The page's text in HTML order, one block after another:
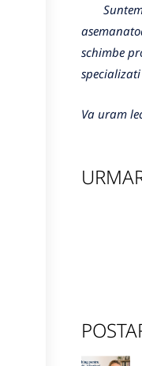
Suntem
schimbe
Va uram